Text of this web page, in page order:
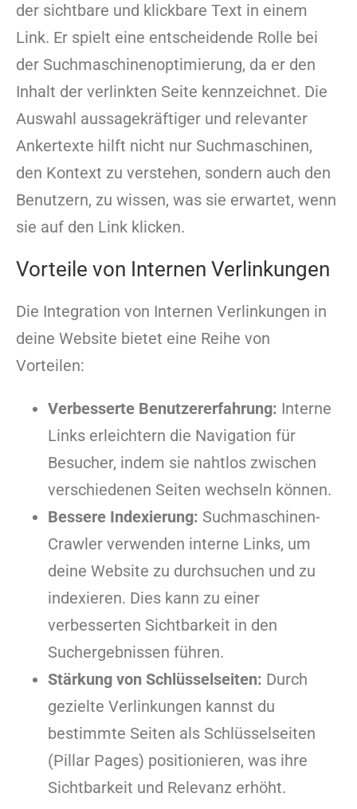
der sichtbare und klickbare Text in einem
Link. Er spielt eine entscheidende Rolle bei
der Suchmaschinenoptimierung, da er den
Inhalt der verlinkten Seite kennzeichnet. Die
Auswahl aussagekräftiger und relevanter
Ankertexte hilft nicht nur Suchmaschinen,
den Kontext zu verstehen, sondern auch den
Benutzern, zu wissen, was sie erwartet, wenn
sie auf den Link klicken.
Vorteile von Internen Verlinkungen
Die Integration von Internen Verlinkungen in
deine Website bietet eine Reihe von
Vorteilen:
Verbesserte Benutzererfahrung: Interne
Links erleichtern die Navigation für
Besucher, indem sie nahtlos zwischen
verschiedenen Seiten wechseln können.
Bessere Indexierung: Suchmaschinen-
Crawler verwenden interne Links, um
deine Website zu durchsuchen und zu
indexieren. Dies kann zu einer
verbesserten Sichtbarkeit in den
Suchergebnissen führen.
Stärkung von Schlüsselseiten: Durch
gezielte Verlinkungen kannst du
bestimmte Seiten als Schlüsselseiten
(Pillar Pages) positionieren, was ihre
Sichtbarkeit und Relevanz erhöht.